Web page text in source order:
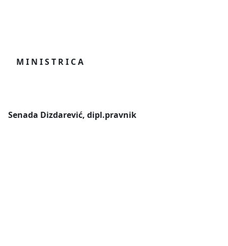
M I N I S T R I C A
Senada Dizdarević, dipl.pravnik